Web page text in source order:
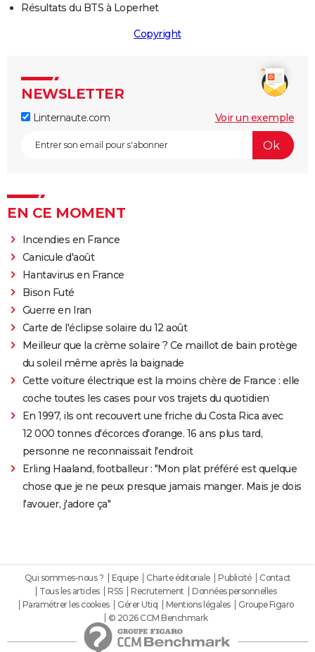
Résultats du BTS à Loperhet
Copyright
NEWSLETTER
Linternaute.com Voir un exemple
EN CE MOMENT
Incendies en France
Canicule d'août
Hantavirus en France
Bison Futé
Guerre en Iran
Carte de l'éclipse solaire du 12 août
Meilleur que la crème solaire ? Ce maillot de bain protège
du soleil même après la baignade
Cette voiture électrique est la moins chère de France : elle
coche toutes les cases pour vos trajets du quotidien
En 1997, ils ont recouvert une friche du Costa Rica avec
12 000 tonnes d'écorces d'orange. 16 ans plus tard,
personne ne reconnaissait l'endroit
Erling Haaland, footballeur : "Mon plat préféré est quelque
chose que je ne peux presque jamais manger. Mais je dois
l'avouer, j'adore ça"
Qui sommes-nous ? Equipe Charte éditoriale Publicité
Contact
Tous les articles
RSS Recrutement
Données personnelles
Paramétrer les cookies
Gérer Utiq Mentions légales
Groupe Figaro
© 2026 CCM Benchmark